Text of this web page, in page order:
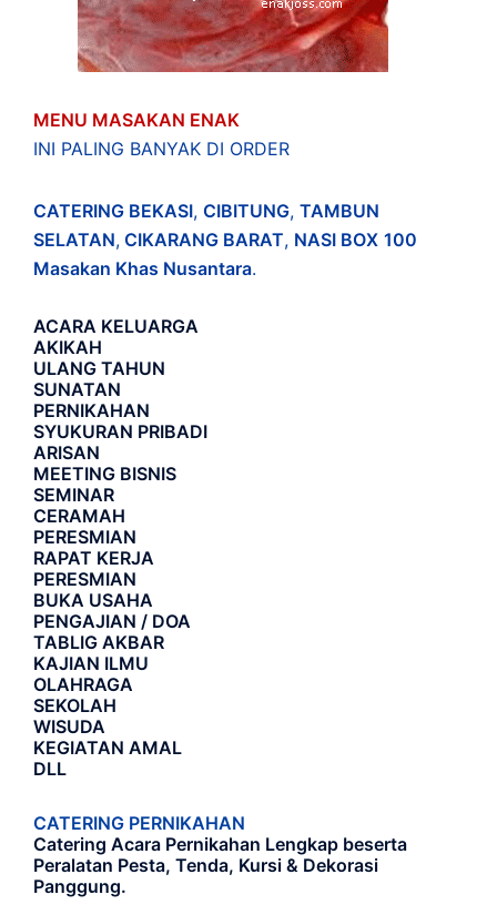
MENU MASAKAN ENAK
INI PALING BANYAK DI ORDER
CATERING BEKASI, CIBITUNG, TAMBUN
SELATAN, CIKARANG BARAT, NASI BOX 100
Masakan Khas Nusantara.
ACARA KELUARGA
AKIKAH
ULANG TAHUN
SUNATAN
PERNIKAHAN
SYUKURAN PRIBADI
ARISAN
MEETING BISNIS
SEMINAR
CERAMAH
PERESMIAN
RAPAT KERJA
PERESMIAN
BUKA USAHA
PENGAJIAN / DOA
TABLIG AKBAR
KAJIAN ILMU
OLAHRAGA
SEKOLAH
WISUDA
KEGIATAN AMAL
DLL
CATERING PERNIKAHAN
Catering Acara Pernikahan Lengkap beserta
Peralatan Pesta, Tenda, Kursi & Dekorasi
Panggung.